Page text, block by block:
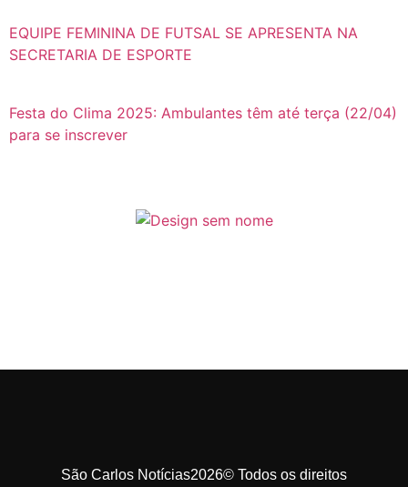
EQUIPE FEMININA DE FUTSAL SE APRESENTA NA
SECRETARIA DE ESPORTE
Festa do Clima 2025: Ambulantes têm até terça (22/04)
para se inscrever
São Carlos Notícias2026© Todos os direitos